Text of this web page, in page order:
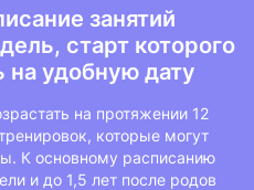
занятий
старт которого
удобную дату
на протяжении 12
которые могут
К основному расписанию
и до 1,5 лет после родов